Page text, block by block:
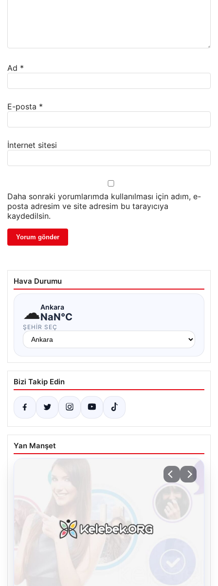
Ad *
E-posta *
İnternet sitesi
Daha sonraki yorumlarımda kullanılması için adım, e-
posta adresim ve site adresim bu tarayıcıya
kaydedilsin.
Hava Durumu
☁Ankara
NaN°C
ŞEHIR SEÇ
Bizi Takip Edin
Yan Manşet